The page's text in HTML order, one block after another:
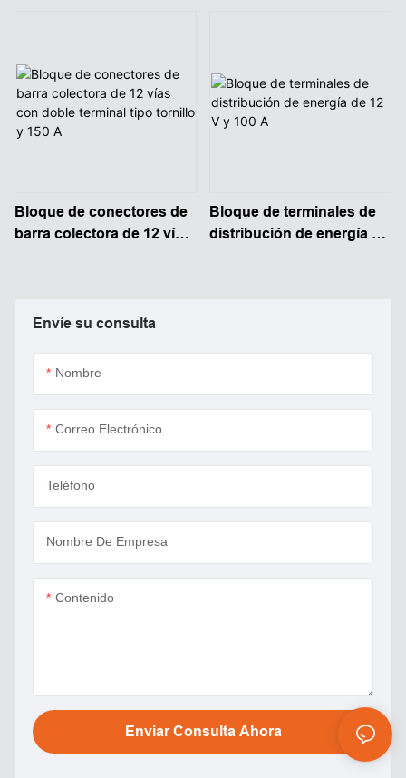
Envíe su consulta
Nombre
Correo Electrónico
Teléfono
Nombre De Empresa
Contenido
Enviar Consulta Ahora
Bloque de conectores de
barra colectora de 12 vías
Bloque de terminales de
distribución de energía de